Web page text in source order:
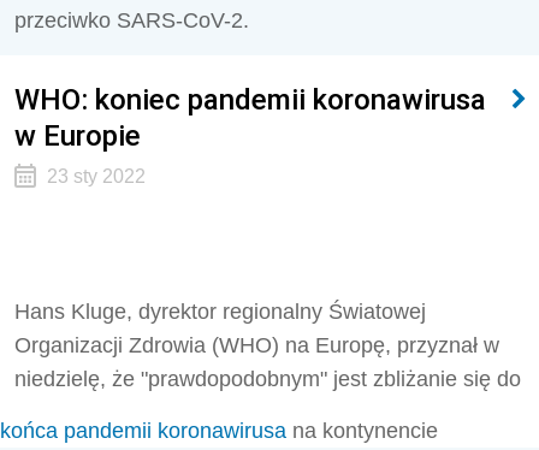
przeciwko SARS-CoV-2.
WHO: koniec pandemii koronawirusa
w Europie
23 sty 2022
Hans Kluge, dyrektor regionalny Światowej
Organizacji Zdrowia (WHO) na Europę, przyznał w
niedzielę, że "prawdopodobnym" jest zbliżanie się do
końca pandemii koronawirusa na kontynencie